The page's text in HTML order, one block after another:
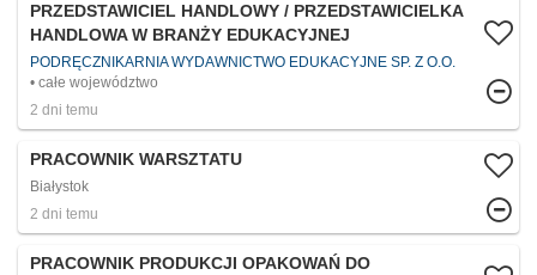
PRZEDSTAWICIEL HANDLOWY / PRZEDSTAWICIELKA
HANDLOWA W BRANŻY EDUKACYJNEJ
PODRĘCZNIKARNIA WYDAWNICTWO EDUKACYJNE SP. Z O.O.
całe województwo
2 dni temu
PRACOWNIK WARSZTATU
Białystok
2 dni temu
PRACOWNIK PRODUKCJI OPAKOWAŃ DO